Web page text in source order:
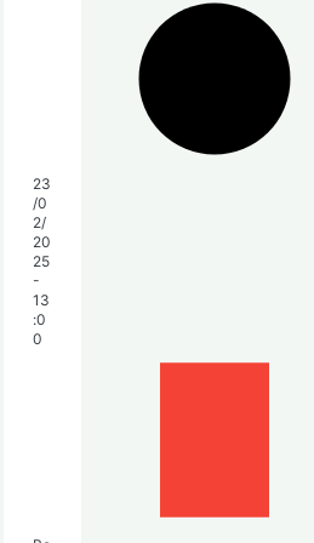
23
/0
2/
20
25
-
13
:0
0